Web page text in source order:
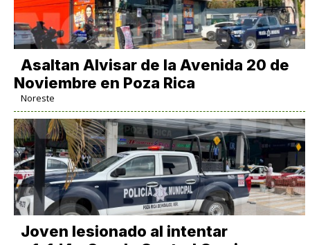
Asaltan Alvisar de la Avenida 20 de
Noviembre en Poza Rica
Noreste
Joven lesionado al intentar